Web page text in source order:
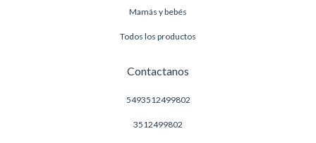
Mamás y bebés
Todos los productos
Contactanos
5493512499802
3512499802